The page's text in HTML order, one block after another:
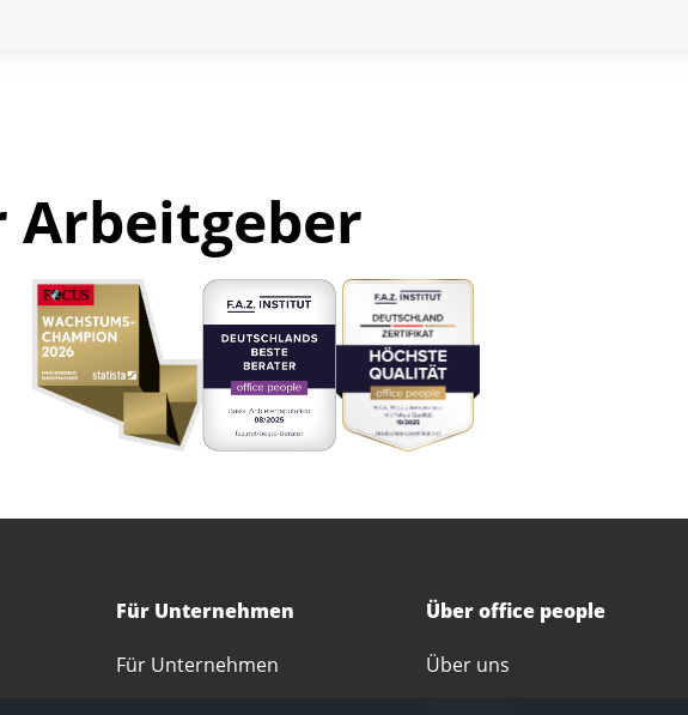
Arbeitgeber
Für Unternehmen
Für Unternehmen
Über office people
Über uns